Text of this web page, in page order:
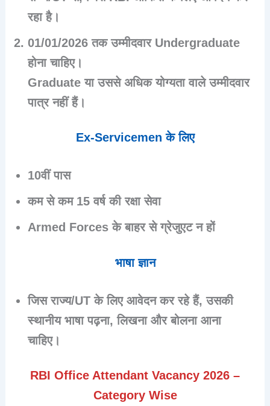
रहा है।
01/01/2026 तक उम्मीदवार Undergraduate
होना चाहिए।
Graduate या उससे अधिक योग्यता वाले उम्मीदवार
पात्र नहीं हैं।
Ex-Servicemen के लिए
10वीं पास
कम से कम 15 वर्ष की रक्षा सेवा
Armed Forces के बाहर से ग्रेजुएट न हों
भाषा ज्ञान
जिस राज्य/UT के लिए आवेदन कर रहे हैं, उसकी
स्थानीय भाषा पढ़ना, लिखना और बोलना आना
चाहिए।
RBI Office Attendant Vacancy 2026 –
Category Wise